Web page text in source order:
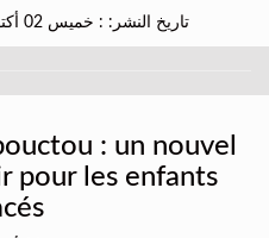
تاريخ النشر: : خميس 02 أكتوبر 2025
: un nouvel
pour les enfants